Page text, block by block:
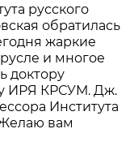
русского
обратилась
жаркие
и многое
доктору
ИРЯ КРСУМ. Дж.
Института
вам